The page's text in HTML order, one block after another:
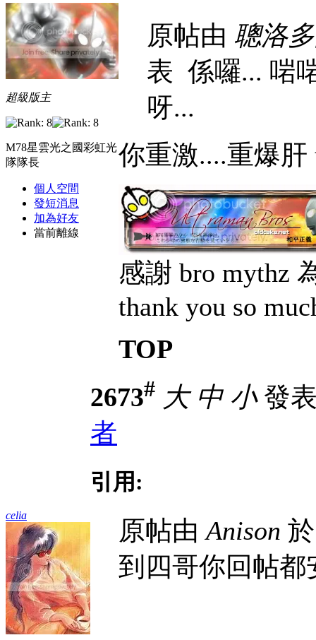
超級版主
M78星雲光之國彩虹光
隊隊長
個人空間
發短消息
加為好友
當前離線
原帖由 聰洛
表 係囉... 啱
呀...
你重激....重爆肝
感謝 bro mythz
thank you so
TOP
celia
2673# 大 中 小發
者
引用:
原帖由Anison
到四哥你回帖都